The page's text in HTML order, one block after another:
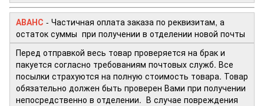
АВАНС - Частичная оплата заказа по реквизитам, а
остаток суммы при получении в отделении новой почты
Перед отправкой весь товар проверяется на брак и
пакуется согласно требованиям почтовых служб. Все
посылки страхуются на полную стоимость товара. Товар
обязательно должен быть проверен Вами при получении
непосредственно в отделении. В случае повреждения